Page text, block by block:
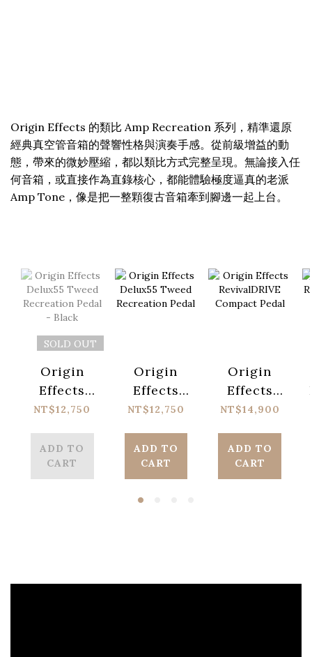
Origin Effects 的類比 Amp Recreation 系列，精準還原
經典真空管音箱的聲響性格與演奏手感。從前級增益的動
態，帶來的微妙壓縮，都以類比方式完整呈現。無論接入任
何音箱，或直接作為直錄核心，都能體驗極度逼真的老派
Amp Tone，像是把一整顆復古音箱牽到腳邊一起上台。
SOLD OUT
Origin
Effects
Delux55
Recreation
Pedal -
Black
NT$12,750
ADD TO
CART
Origin
Effects
Delux55
Recreation
Pedal
NT$12,750
ADD TO
CART
Origin
Effects
RevivalDRIVE
Pedal
NT$14,900
ADD TO
CART